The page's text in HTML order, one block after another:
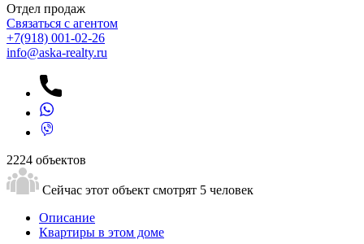
Отдел продаж
Связаться с агентом
+7(918) 001-02-26
info@aska-realty.ru
2224 объектов
Сейчас этот объект смотрят 5 человек
Описание
Квартиры в этом доме